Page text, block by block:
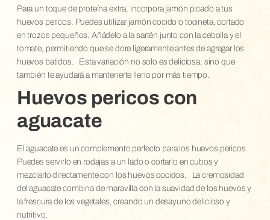
Para un toque de proteína extra, incorpora jamón picado a tus
huevos pericos. Puedes utilizar jamón cocido o tocineta, cortado
en trozos pequeños. Añádelo a la sartén junto con la cebolla y el
tomate, permitiendo que se dore ligeramente antes de agregar los
huevos batidos.
Esta variación no solo es deliciosa, sino que
también te ayudará a mantenerte lleno por más tiempo.
Huevos pericos con
aguacate
El aguacate es un complemento perfecto para los huevos pericos.
Puedes servirlo en rodajas a un lado o cortarlo en cubos y
mezclarlo directamente con los huevos cocidos.
La cremosidad
del aguacate combina de maravilla con la suavidad de los huevos y
la frescura de los vegetales, creando un desayuno delicioso y
nutritivo.